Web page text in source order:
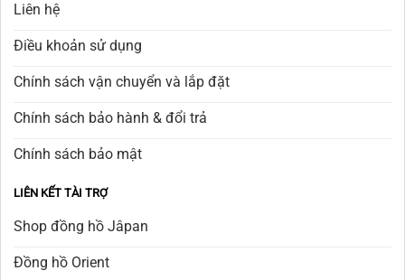
Liên hệ
Điều khoản sử dụng
Chính sách vận chuyển và lắp đặt
Chính sách bảo hành & đổi trả
Chính sách bảo mật
LIÊN KẾT TÀI TRỢ
Shop đồng hồ Jâpan
Đồng hồ Orient